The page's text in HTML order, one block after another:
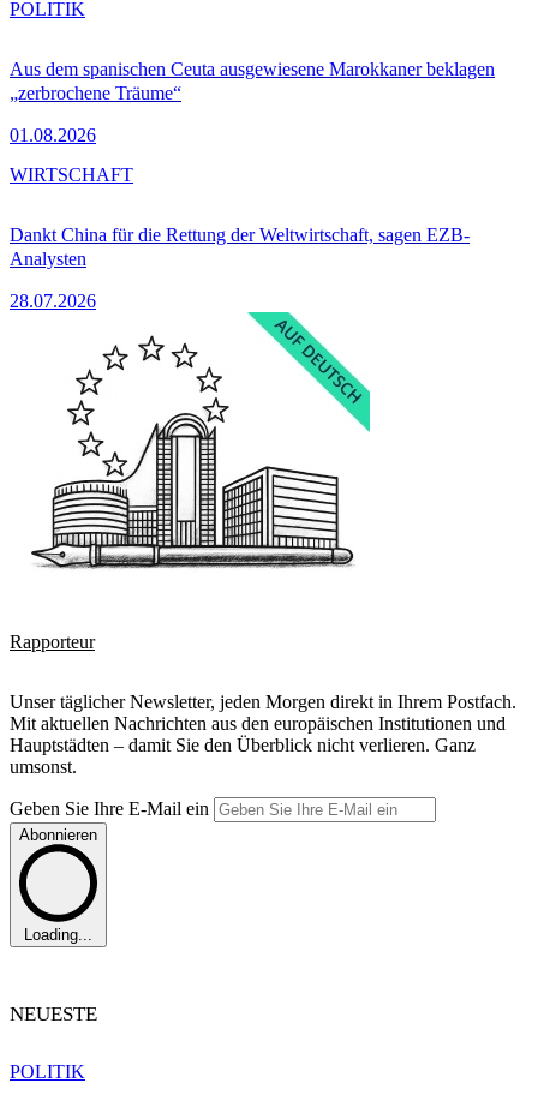
Aus dem spanischen Ceuta ausgewiesene Marokkaner beklagen
„zerbrochene Träume“
01.08.2026
POLITIK
Dankt China für die Rettung der Weltwirtschaft, sagen EZB-
Analysten
28.07.2026
WIRTSCHAFT
Rapporteur
Unser täglicher Newsletter, jeden Morgen direkt in Ihrem Postfach.
Mit aktuellen Nachrichten aus den europäischen Institutionen und
Hauptstädten – damit Sie den Überblick nicht verlieren. Ganz
umsonst.
Geben Sie Ihre E-Mail ein
Abonnieren
Loading...
NEUESTE
POLITIK